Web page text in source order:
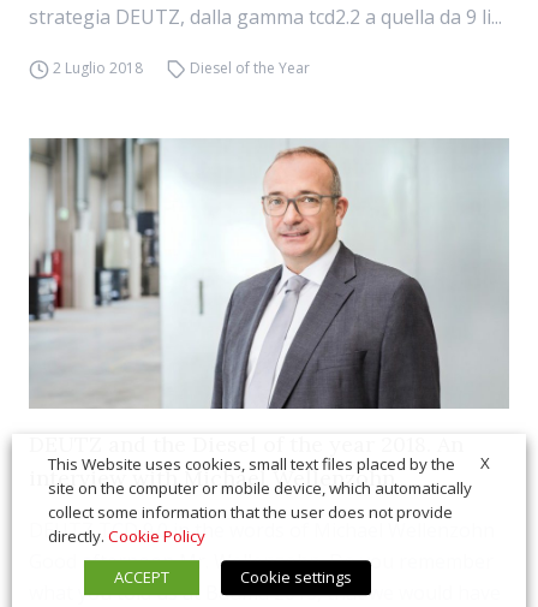
strategia DEUTZ, dalla gamma tcd2.2 a quella da 9 li...
2 Luglio 2018 Diesel of the Year
interview with Michael Wellenzohn
DEUTZ TCD 9.0 in the words of Michael Wellenzohn
Good afternoon Mr. Wellenzohn. Do you remember
what you told us at Bauma 2016, that we would have
X
This Website uses cookies, small text files placed by the
site on the computer or mobile device, which automatically
collect some information that the user does not provide
directly. Cookie Policy
ACCEPT
Cookie settings